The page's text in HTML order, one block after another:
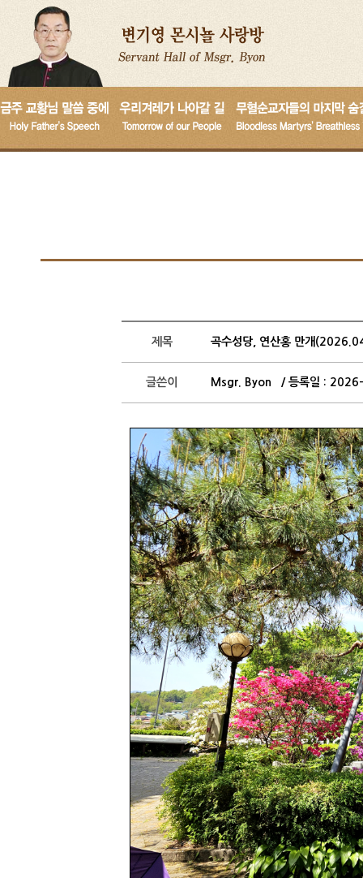
제목 곡수성당, 연산홍 만개
글쓴이 Msgr. Byon / 등록일 :